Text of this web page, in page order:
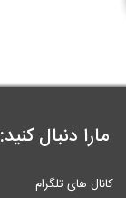
مارا دنبال کنید:
کانال های تلگرام